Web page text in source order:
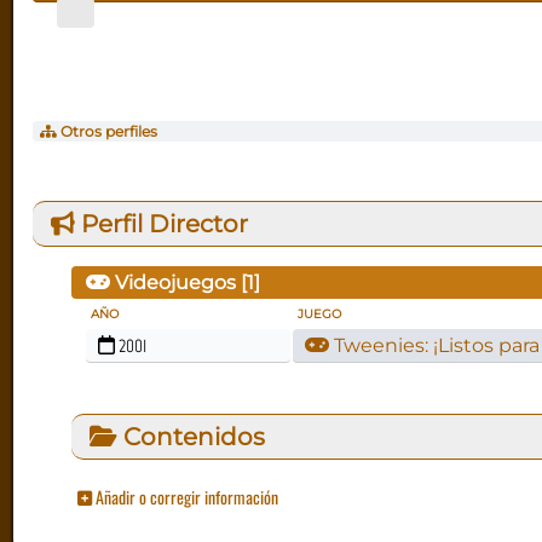
Otros perfiles
Perfil Director
Videojuegos [1]
AÑO JUEGO
2001 Tweenies: ¡Listos
Contenidos
Añadir o corregir información